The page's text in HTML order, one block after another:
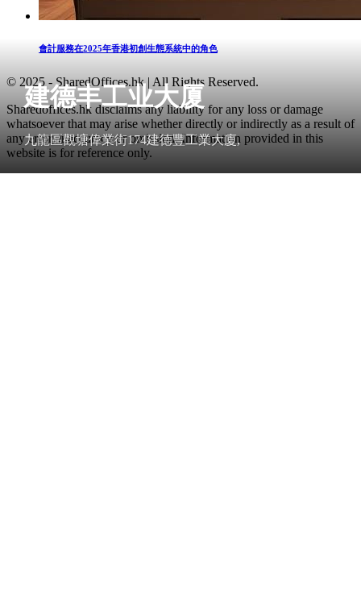
建德丰工业大厦
九龍區觀塘偉業街174建德豐工業大廈,
會計服務在2025年香港初創生態系統中的角色
© 2025 - SharedOffices.hk | All Rights Reserved.
Sharedoffices.hk disclaims any liability for any loss or damage
whatsoever that may arise whether directly or indirectly as a result of
any error, inaccuracy or omission. Information provided in this
website is for reference only.